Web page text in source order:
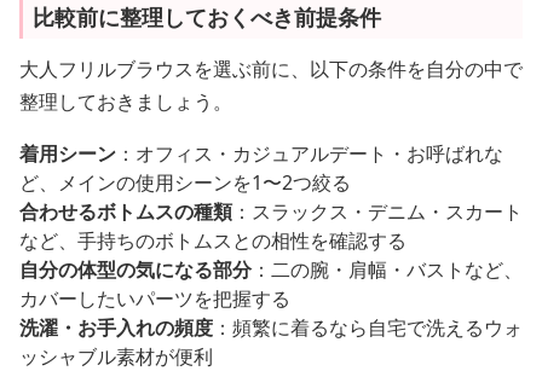
比較前に整理しておくべき前提条件
大人フリルブラウスを選ぶ前に、以下の条件を自分の中で
整理しておきましょう。
着用シーン ：オフィス・カジュアルデート・お呼ばれな
ど、メインの使用シーンを1〜2つ絞る
合わせるボトムスの種類：スラックス・デニム・スカート
など、手持ちのボトムスとの相性を確認する
自分の体型の気になる部分：二の腕・肩幅・バストなど、
カバーしたいパーツを把握する
洗濯・お手入れの頻度 ：頻繁に着るなら自宅で洗えるウォ
ッシャブル素材が便利